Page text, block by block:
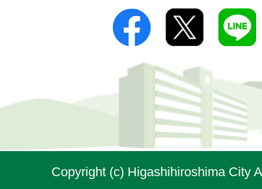
Copyright (c) Higashihiroshima City